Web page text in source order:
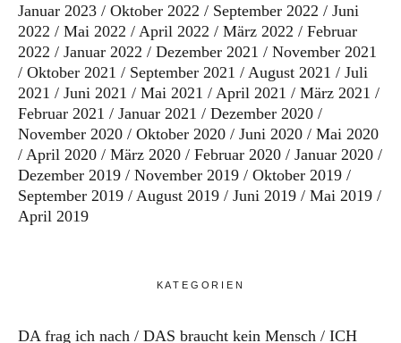
Januar 2023
Oktober 2022 September 2022
Juni
2022
Mai 2022 April 2022 März 2022
Februar
2022
Januar 2022 Dezember 2021
November 2021
Oktober 2021
September 2021 August 2021
Juli
2021
Juni 2021 Mai 2021 April 2021
März 2021
Februar 2021
Januar 2021
Dezember 2020
November 2020
Oktober 2020 Juni 2020
Mai 2020
April 2020
März 2020 Februar 2020
Januar 2020
Dezember 2019
November 2019
Oktober 2019
September 2019
August 2019 Juni 2019
Mai 2019
April 2019
KATEGORIEN
DA frag ich nach DAS braucht kein Mensch ICH